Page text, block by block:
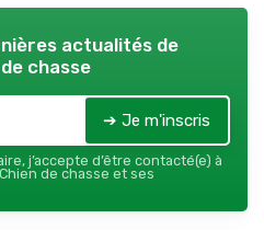
actualités de
chasse
➔ Je m'inscris
j’accepte d’être contacté(e) à
de chasse et ses